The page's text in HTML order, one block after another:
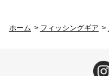
ホーム > フィッシングギア >